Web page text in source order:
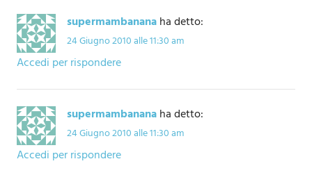
supermambananaha detto:
24 Giugno 2010 alle 11:30 am
Accedi per rispondere
supermambananaha detto:
24 Giugno 2010 alle 11:30 am
Accedi per rispondere